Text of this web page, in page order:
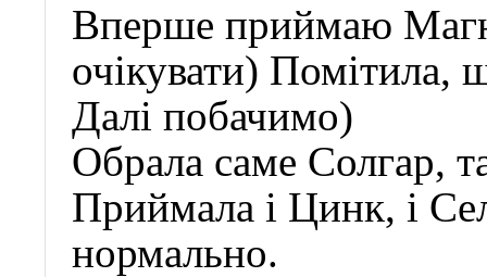
Вперше приймаю
очікувати) Помітила,
Далі побачимо)
Обрала саме Солгар,
Приймала і Цинк, і
нормально.